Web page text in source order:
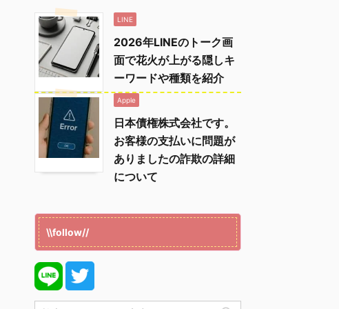
LINE
2026年LINEのトーク画
面で花火が上がる隠しキ
ーワードや種類を紹介
Apple
日本債権株式会社です。
お客様の支払いに問題が
ありましたの詐欺の詳細
について
\\follow//